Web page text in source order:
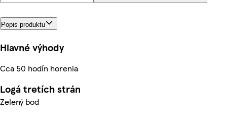
Popis produktu
Hlavné výhody
Cca 50 hodín horenia
Logá tretích strán
Zelený bod